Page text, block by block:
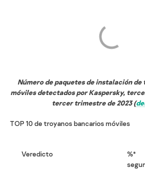
Número de paquetes de instalación
móviles detectados por Kaspersky,
tercer trimestre de 2023 (
TOP 10 de troyanos bancarios móviles
Veredicto
%*